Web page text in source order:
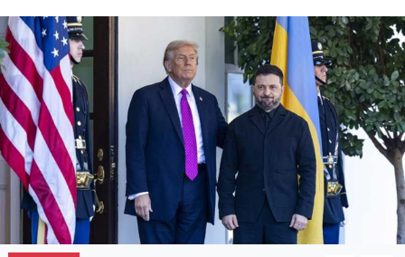
Asayiş
Magazin
Gayrimenkul
Spor
Eğitim